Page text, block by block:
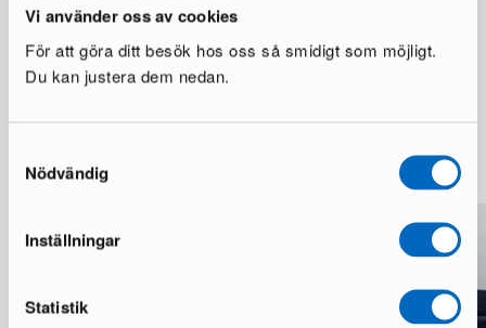
Vi använder oss av cookies
För att göra ditt besök hos oss så smidigt som möjligt.
Du kan justera dem nedan.
Nödvändig
Inställningar
Statistik